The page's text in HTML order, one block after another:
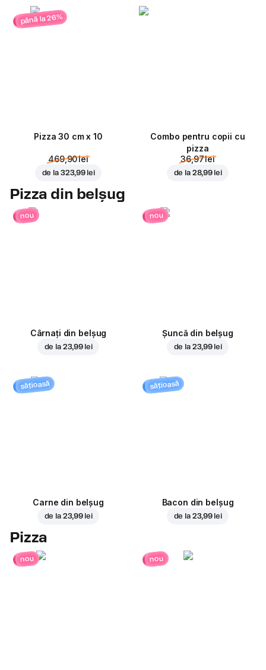
până la 26%
Pizza 30 cm x 10
469,90 lei
de la 323,99 lei
Combo pentru copii cu
pizza
36,97 lei
de la 28,99 lei
Pizza din belșug
nou
Cârnați din belșug
de la 23,99 lei
nou
Șuncă din belșug
de la 23,99 lei
sățioasă
Carne din belșug
de la 23,99 lei
sățioasă
Bacon din belșug
de la 23,99 lei
Pizza
nou nou